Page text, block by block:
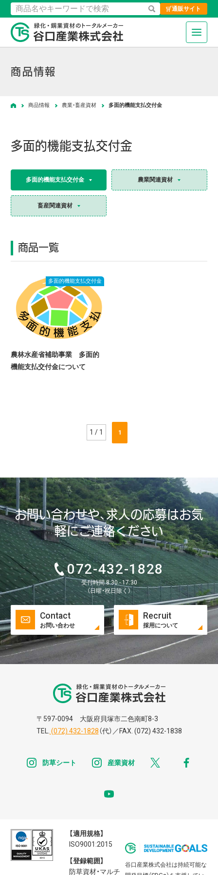
検索 通販サイト
緑化・鋼業資材のトータルメ
商品情報
ホーム商品情報 農業・畜産資材 多面的機能支払交付金
多面的機能支払交付金
多面的機能支払交付金 農業関連資材
畜産関連資材
商品一覧
多面的機能支払交付金
農林水産省補助事業 多面的
機能支払交付金について
1 / 1 1
お問い合わせや、求人の応募はお気
軽にご連絡ください
072-432-1828
受付時間 8:30 - 17:30
（日曜・祝日除く）
Contact
お問い合わせ
Recruit
採用について
谷口株式株式会
〒597-0094 大阪府貝塚市二色南町8-3
TEL.
(072) 432-1828（代）／FAX. (072) 432-1838
防草シート
産業資材
【適用規格】
ISO9001:2015
【登録範囲】
防草資材・マルチ
谷口産業株式会社は持続可能な